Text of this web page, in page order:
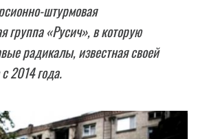
штурмовая
группа «Русич», в которую
радикалы, известная своей
2014 года.